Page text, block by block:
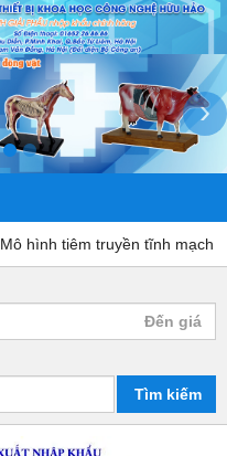
›
Mô hình tiêm truyền tĩnh mạch
Tìm kiếm